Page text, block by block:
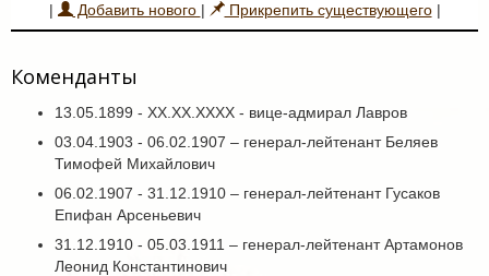
| Добавить нового | Прикрепить существующего|
Коменданты
13.05.1899 - ХХ.ХХ.ХХХХ - вице-адмирал Лавров
03.04.1903 - 06.02.1907 – генерал-лейтенант Беляев
Тимофей Михайлович
06.02.1907 - 31.12.1910 – генерал-лейтенант Гусаков
Епифан Арсеньевич
31.12.1910 - 05.03.1911 – генерал-лейтенант Артамонов
Леонид Константинович